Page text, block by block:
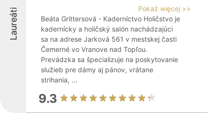
Laureáti
Pokaż więcej >>
Beáta Grittersová - Kaderníctvo Holičstvo je
kadernícky a holičský salón nachádzajúci
sa na adrese Jarková 561 v mestskej časti
Čemerné vo Vranove nad Topľou.
Prevádzka sa špecializuje na poskytovanie
služieb pre dámy aj pánov, vrátane
strihania, ...
9.3